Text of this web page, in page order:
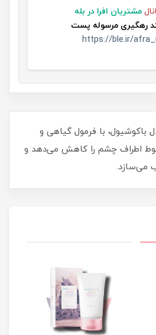
مشتریان افرا در بله
رهگیری مرسوله پست
https://ble.ir/
باکوشیول، با فرمول گیاهی و
اطراف چشم را کاهش می‌دهد و
می‌سازد.